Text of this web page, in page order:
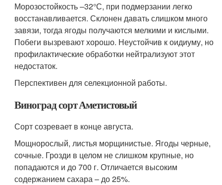
Морозостойкость –32°С, при подмерзании легко
восстанавливается. Склонен давать слишком много
завязи, тогда ягоды получаются мелкими и кислыми.
Побеги вызревают хорошо. Неустойчив к оидиуму, но
профилактические обработки нейтрализуют этот
недостаток.
Перспективен для селекционной работы.
Виноград сорт Аметистовый
Сорт созревает в конце августа.
Мощнорослый, листья морщинистые. Ягоды черные,
сочные. Грозди в целом не слишком крупные, но
попадаются и до 700 г. Отличается высоким
содержанием сахара – до 25%.